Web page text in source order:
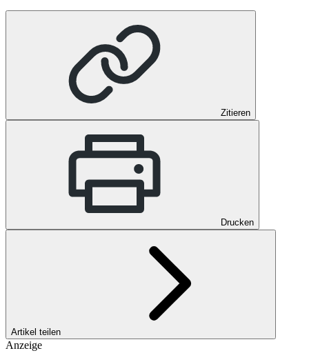
Zitieren
Drucken
Artikel teilen
Anzeige